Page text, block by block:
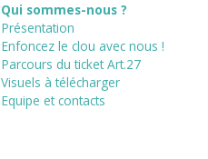
Qui sommes-nous ?
Présentation
Enfoncez le clou avec nous !
Parcours du ticket Art.27
Visuels à télécharger
Equipe et contacts